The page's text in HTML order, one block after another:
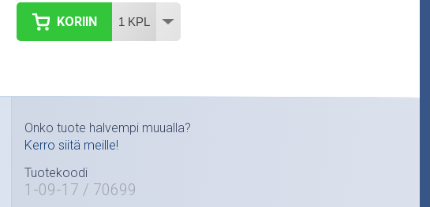
KORIIN
Onko tuote halvempi muualla?
Kerro siitä meille!
Tuotekoodi
1-09-17 / 70699